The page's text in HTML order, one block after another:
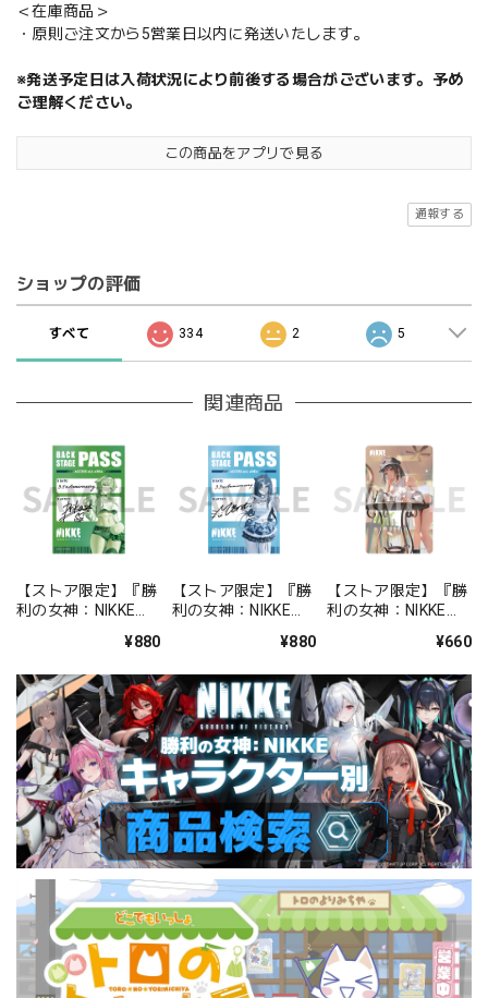
＜在庫商品＞
・原則ご注文から5営業日以内に発送いたします。
※発送予定日は入荷状況により前後する場合がございます。予め
ご理解ください。
この商品をアプリで見る
通報する
ショップの評価
すべて 334 2 5
関連商品
【ストア限定】『勝
利の女神：NIKKE』
風ステッカーセット
¥880
【ストア限定】『勝
利の女神：NIKKE』
風ステッカーセット
¥880
【ストア限定】『勝
利の女神：NIKKE』
ステッカー ミルク¥660